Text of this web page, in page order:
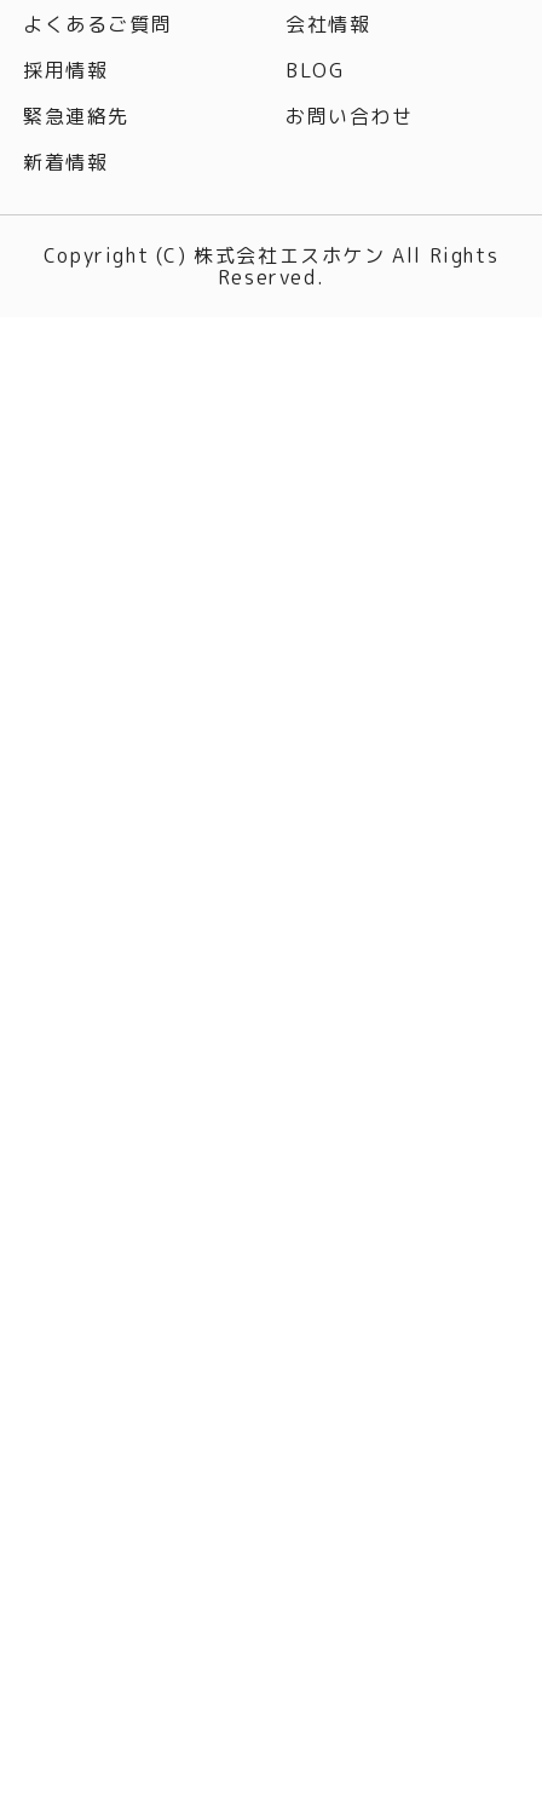
よくあるご質問
会社情報
採用情報
BLOG
緊急連絡先
お問い合わせ
新着情報
Copyright (C) 株式会社エスホケン All Rights
Reserved.